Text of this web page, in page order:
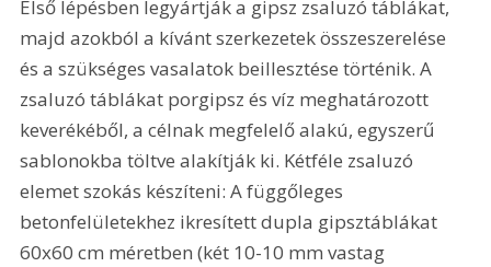
Első lépésben legyártják a gipsz zsaluzó táblákat,
majd azokból a kívánt szerkezetek összeszerelése
és a szükséges vasalatok beillesztése történik. A
zsaluzó táblákat porgipsz és víz meghatározott
keverékéből, a célnak megfelelő alakú, egyszerű
sablonokba töltve alakítják ki. Kétféle zsaluzó
elemet szokás készíteni: A függőleges
betonfelületekhez ikresített dupla gipsztáblákat
60x60 cm méretben (két 10-10 mm vastag